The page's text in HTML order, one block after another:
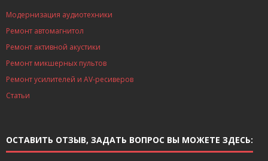
Модернизация аудиотехники
Ремонт автомагнитол
Ремонт активной акустики
Ремонт микшерных пультов
Ремонт усилителей и AV-ресиверов
Статьи
ОСТАВИТЬ ОТЗЫВ, ЗАДАТЬ ВОПРОС ВЫ МОЖЕТЕ ЗДЕСЬ: